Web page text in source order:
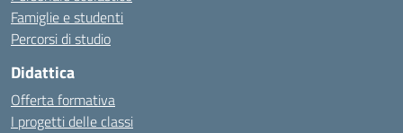
Famiglie e studenti
Percorsi di studio
Didattica
Offerta formativa
I progetti delle classi